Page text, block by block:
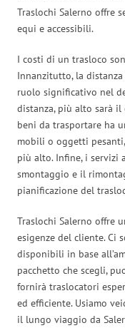
Traslochi Salerno offre
equi e accessibili.
I costi di un trasloco
Innanzitutto, la
ruolo significativo nel
distanza, più alto sarà
beni da trasportare ha
mobili o oggetti
più alto. Infine, i servizi
smontaggio e il
pianificazione del
Traslochi Salerno offre
esigenze del cliente. Ci
disponibili in base
pacchetto che scegli,
fornirà traslocatori
ed efficiente. Usiamo
il lungo viaggio da